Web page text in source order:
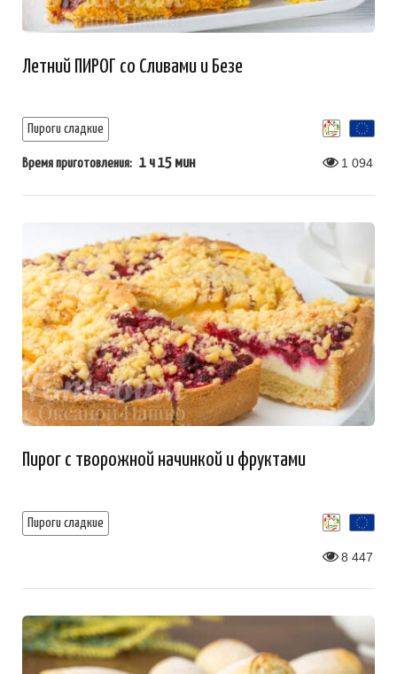
Летний ПИРОГ со Сливами и Безе
Пироги сладкие
Время приготовления: 1 ч 15 мин 1 094
Пирог с творожной начинкой и фруктами
Пироги сладкие
8 447